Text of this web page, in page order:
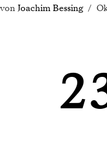
von Joachim Bessing